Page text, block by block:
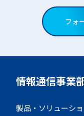
り
フォ
情報通信事業
製品・ソリューシ